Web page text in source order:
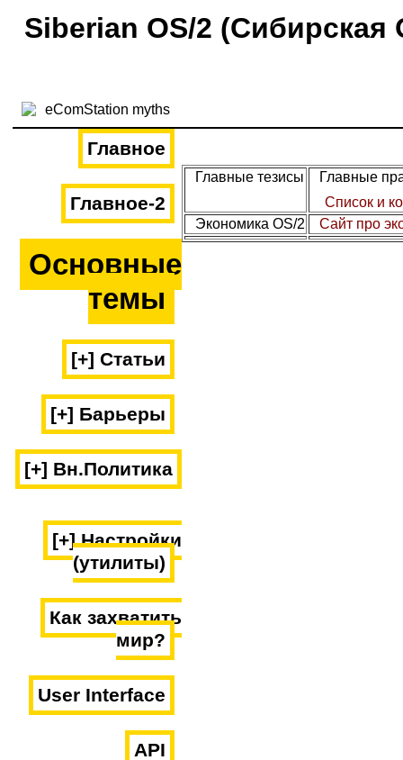
Siberian OS/2 (Сибирская
Главное
Главное-2
Основные
темы
[+] Статьи
[+] Барьеры
[+] Вн.Политика
[+] Настройки
(утилиты)
Как захватить
мир?
User Interface
API
Главные тезисы
Главные
Список и
Экономика OS/2
Сайт про